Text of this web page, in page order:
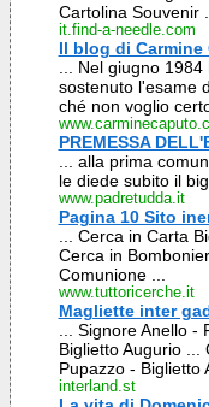
Cartolina Souvenir
it.find-a-needle.com
Il blog di Carmine
... Nel giugno
sostenuto l'esame
ché non voglio
PREMESSA
... alla prima
le diede subito il
www.padretudda.it
Pagina 10 Sito
... Cerca in Carta
Cerca in
Comunione ...
www.tuttoricerche.it
Magliette inter
... Signore Anello
Biglietto Augurio ...
Pupazzo - Biglietto
interland.st